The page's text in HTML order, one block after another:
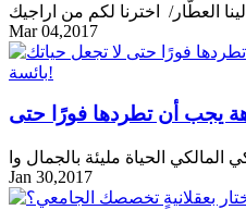
Mar 04,2017
Jan 30,2017